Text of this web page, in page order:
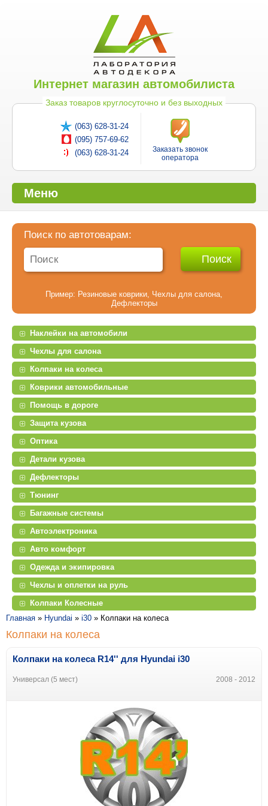
Интернет магазин автомобилиста
Заказ товаров круглосуточно и без выходных
(063) 628-31-24
(095) 757-69-62
(063) 628-31-24
Заказать звонок
оператора
Меню
Поиск по автотоварам:
Пример: Резиновые коврики Чехлы для салона
Дефлекторы
Наклейки на автомобили
Чехлы для салона
Колпаки на колеса
Коврики автомобильные
Помощь в дороге
Защита кузова
Оптика
Детали кузова
Дефлекторы
Тюнинг
Багажные системы
Автоэлектроника
Авто комфорт
Одежда и экипировка
Чехлы и оплетки на руль
Колпаки Колесные
Главная » Hyundai » i30 » Колпаки на колеса
Колпаки на колеса
Колпаки на колеса R14'' для Hyundai i30
Универсал (5 мест) 2008 - 2012